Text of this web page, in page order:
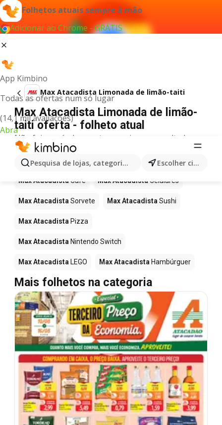
Folhetos atuais sempre à mão
Adicionar ao Chrome - GRÁTIS
App Kimbino
Todas as ofertas num só lugar
(14,1 mil avaliações)
Abra
Pesquisa de lojas, categorias,produtos... Escolher cidade
Max Atacadista Limonada de limão-taiti
Max Atacadista Limonada de limão-
taiti oferta - folheto atual
Não foi possível encontrar quaisquer resultados
para este termo.
Mais produtos em Max Atacadista
Max Atacadista Café Max Atacadista Celulares
Max Atacadista Sorvete Max Atacadista Sushi
Max Atacadista Pizza
Max Atacadista Nintendo Switch
Max Atacadista LEGO Max Atacadista Hambúrguer
Mais folhetos na categoria